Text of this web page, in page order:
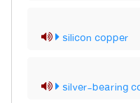
silicon copper
silver-bearing